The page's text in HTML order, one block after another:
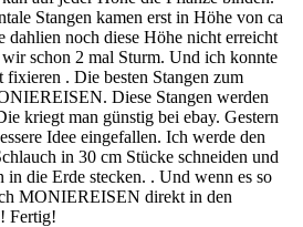
Stangen kamen erst in Höhe von ca
dahlien noch diese Höhe nicht erreicht
wir schon 2 mal Sturm. Und ich konnte
fixieren . Die besten Stangen zum
Diese Stangen werden
kriegt man günstig bei ebay. Gestern
Idee eingefallen. Ich werde den
in 30 cm Stücke schneiden und
in die Erde stecken. . Und wenn es so
MONIEREISEN direkt in den
Fertig!